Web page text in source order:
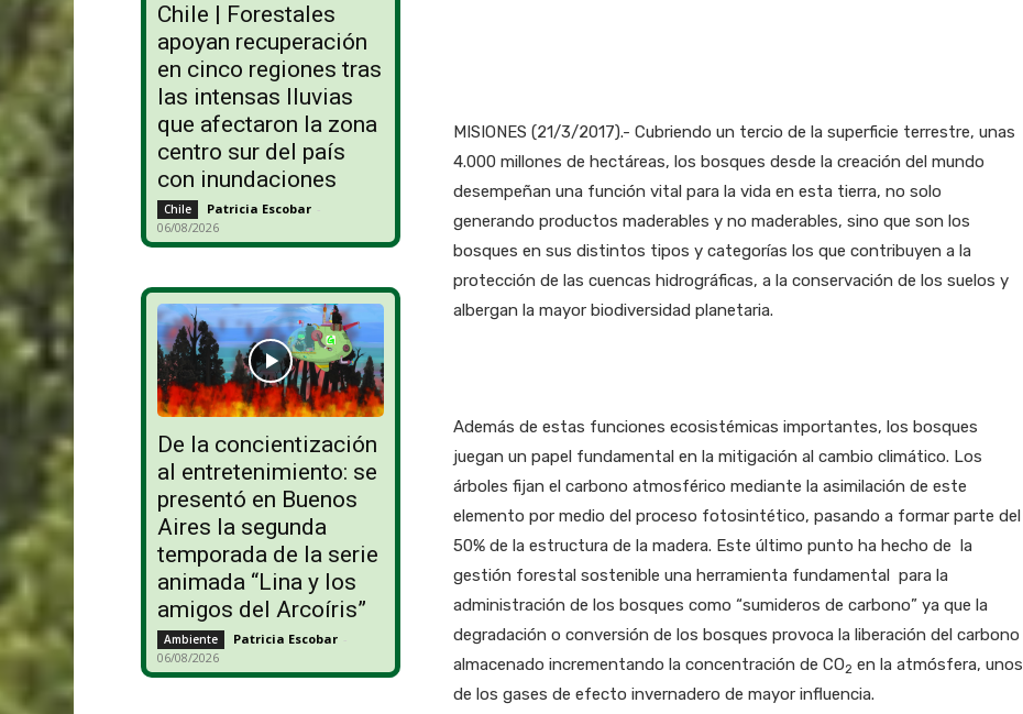
Chile | Forestales
apoyan recuperación
en cinco regiones tras
las intensas lluvias
que afectaron la zona
centro sur del país
con inundaciones
Chile Patricia Escobar -
06/08/2026
De la concientización
al entretenimiento: se
presentó en Buenos
Aires la segunda
temporada de la serie
animada “Lina y los
amigos del Arcoíris”
Ambiente Patricia Escobar -
06/08/2026
MISIONES (21/3/2017).- Cubriendo un tercio de la superficie terrestre, unas
4.000 millones de hectáreas, los bosques desde la creación del mundo
desempeñan una función vital para la vida en esta tierra, no solo
generando productos maderables y no maderables, sino que son los
bosques en sus distintos tipos y categorías los que contribuyen a la
protección de las cuencas hidrográficas, a la conservación de los suelos y
albergan la mayor biodiversidad planetaria.
Además de estas funciones ecosistémicas importantes, los bosques
juegan un papel fundamental en la mitigación al cambio climático. Los
árboles fijan el carbono atmosférico mediante la asimilación de este
elemento por medio del proceso fotosintético, pasando a formar parte del
50% de la estructura de la madera. Este último punto ha hecho de la
gestión forestal sostenible una herramienta fundamental para la
administración de los bosques como “sumideros de carbono” ya que la
degradación o conversión de los bosques provoca la liberación del carbono
almacenado incrementando la concentración de CO2 en la atmósfera, unos
de los gases de efecto invernadero de mayor influencia.